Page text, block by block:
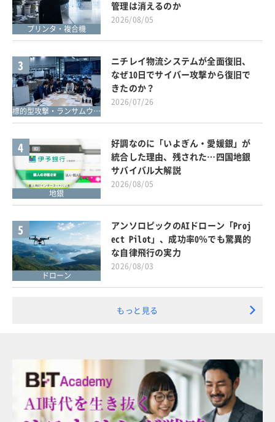
プリンタ・複合機
管理は消えるのか
2026/08/05
3
標的型攻撃・ランサムウェア対策
ニチレイ物流システムが全面復旧、
なぜ10日でサイバー攻撃から復旧で
きたのか？
2026/07/26
4
地銀
好調なのに「いよぎん・愛媛銀」が
統合した理由、残された…四国地銀
サバイバル大解説
2026/08/05
5
ドローン
アンソロピックのAIドローン「Proj
ect Pilot」、成功率0％でも驚異的
な自律飛行の実力
2026/08/03
もっと見る